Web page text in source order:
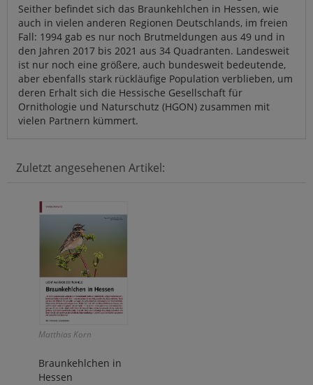
Seither befindet sich das Braunkehlchen in Hessen, wie
auch in vielen anderen Regionen Deutschlands, im freien
Fall: 1994 gab es nur noch Brutmeldungen aus 49 und in
den Jahren 2017 bis 2021 aus 34 Quadranten. Landesweit
ist nur noch eine größere, auch bundesweit bedeutende,
aber ebenfalls stark rückläufige Population verblieben, um
deren Erhalt sich die Hessische Gesellschaft für
Ornithologie und Naturschutz (HGON) zusammen mit
vielen Partnern kümmert.
Zuletzt angesehenen Artikel:
Matthias Korn
Braunkehlchen in
Hessen